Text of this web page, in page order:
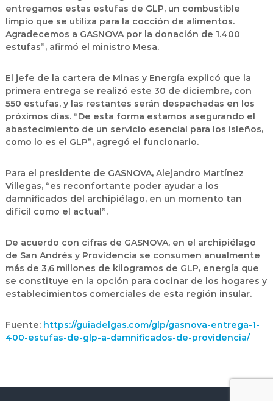
entregamos estas estufas de GLP, un combustible
limpio que se utiliza para la cocción de alimentos.
Agradecemos a GASNOVA por la donación de 1.400
estufas”, afirmó el ministro Mesa.
El jefe de la cartera de Minas y Energía explicó que la
primera entrega se realizó este 30 de diciembre, con
550 estufas, y las restantes serán despachadas en los
próximos días. “De esta forma estamos asegurando el
abastecimiento de un servicio esencial para los isleños,
como lo es el GLP”, agregó el funcionario.
Para el presidente de GASNOVA, Alejandro Martínez
Villegas, “es reconfortante poder ayudar a los
damnificados del archipiélago, en un momento tan
difícil como el actual”.
De acuerdo con cifras de GASNOVA, en el archipiélago
de San Andrés y Providencia se consumen anualmente
más de 3,6 millones de kilogramos de GLP, energía que
se constituye en la opción para cocinar de los hogares y
establecimientos comerciales de esta región insular.
Fuente: https://guiadelgas.com/glp/gasnova-entrega-1-
400-estufas-de-glp-a-damnificados-de-providencia/